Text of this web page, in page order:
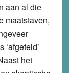
aan al die
maatstaven,
het